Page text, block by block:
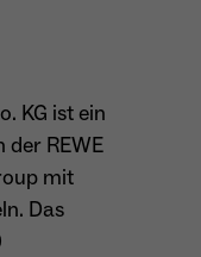
zwischen
aus
KG ist ein
REWE
mit
Das